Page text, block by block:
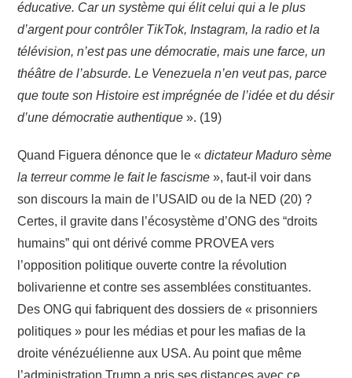
éducative. Car un système qui élit celui qui a le plus
d’argent pour contrôler TikTok, Instagram, la radio et la
télévision, n’est pas une démocratie, mais une farce, un
théâtre de l’absurde. Le Venezuela n’en veut pas, parce
que toute son Histoire est imprégnée de l’idée et du désir
d’une démocratie authentique ». (19)
Quand Figuera dénonce que le «dictateur Maduro sème
la terreur comme le fait le fascisme », faut-il voir dans
son discours la main de l’USAID ou de la NED (20) ?
Certes, il gravite dans l’écosystème d’ONG des “droits
humains” qui ont dérivé comme PROVEA vers
l’opposition politique ouverte contre la révolution
bolivarienne et contre ses assemblées constituantes.
Des ONG qui fabriquent des dossiers de « prisonniers
politiques » pour les médias et pour les mafias de la
droite vénézuélienne aux USA. Au point que même